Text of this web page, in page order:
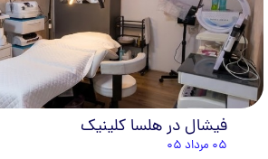
فیشال در هلسا کلینیک
۰۵ مرداد ۰۵